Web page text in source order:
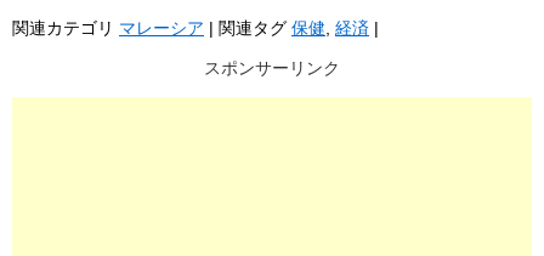
関連カテゴリ マレーシア | 関連タグ 保健 経済 |
スポンサーリンク